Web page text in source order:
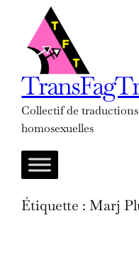
contenu
Collectif de
homosexuelles
Étiquette :Marj